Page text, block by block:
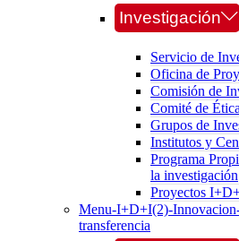
Investigación
Servicio de
Oficina de
Comisión de
Comité de
Grupos de
Institutos y
Programa
la investigación
Proyectos
Menu-I+D+I(2)-
transferencia